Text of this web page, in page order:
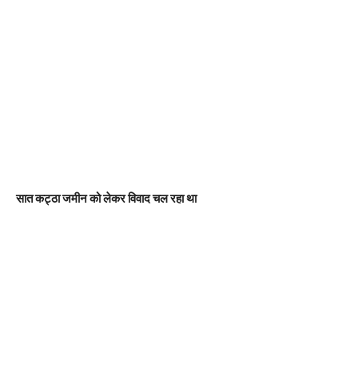
सात कट्ठा जमीन को लेकर विवाद चल रहा था